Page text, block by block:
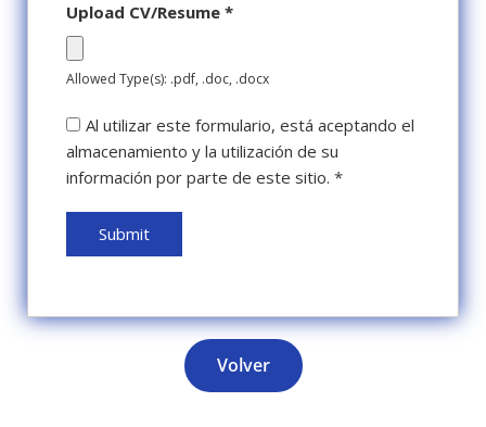
Upload CV/Resume *
Allowed Type(s): .pdf, .doc, .docx
Al utilizar este formulario, está aceptando el
almacenamiento y la utilización de su
información por parte de este sitio. *
Volver